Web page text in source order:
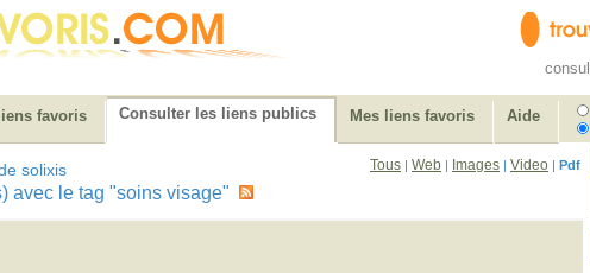
favoris Consulter les liens publics Mes liens favoris Aide
solixis Tous | Web | Images | Video | Pdf
avec le tag "soins visage"